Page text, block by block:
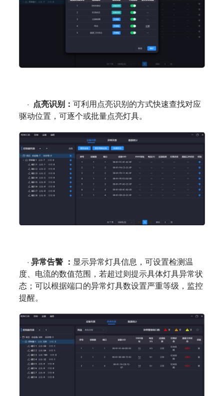
· 点亮识别：可利用点亮识别的方式快速查找对应
驱动位置，可逐个或批量点亮灯具。
·异常告警 ： 显示异常灯具信息，可设置检测温
度、电流的数值范围，若超过则提示具体灯具异常状
态；可以根据端口的异常灯具数设置严重等级，监控
提醒。